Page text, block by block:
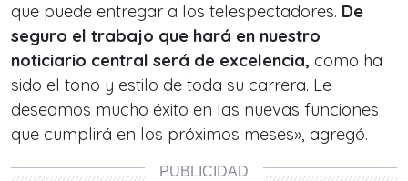
que puede entregar a los telespectadores. De
seguro el trabajo que hará en nuestro
noticiario central será de excelencia, como ha
sido el tono y estilo de toda su carrera. Le
deseamos mucho éxito en las nuevas funciones
que cumplirá en los próximos meses», agregó.